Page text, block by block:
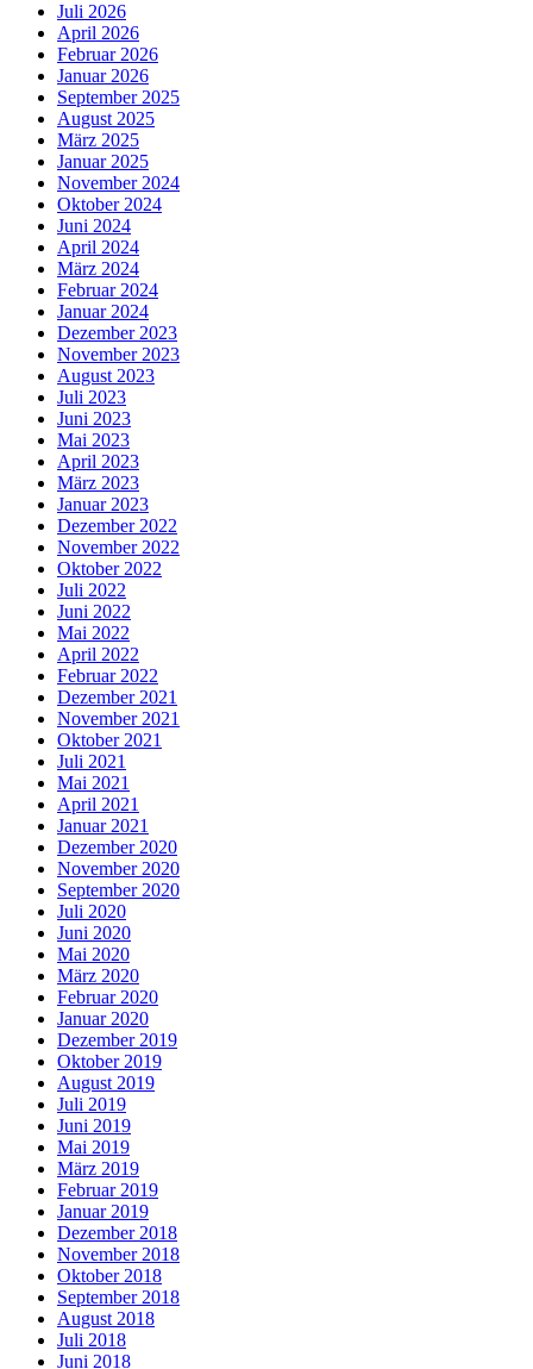
Juli 2026
April 2026
Februar 2026
Januar 2026
September 2025
August 2025
März 2025
Januar 2025
November 2024
Oktober 2024
Juni 2024
April 2024
März 2024
Februar 2024
Januar 2024
Dezember 2023
November 2023
August 2023
Juli 2023
Juni 2023
Mai 2023
April 2023
März 2023
Januar 2023
Dezember 2022
November 2022
Oktober 2022
Juli 2022
Juni 2022
Mai 2022
April 2022
Februar 2022
Dezember 2021
November 2021
Oktober 2021
Juli 2021
Mai 2021
April 2021
Januar 2021
Dezember 2020
November 2020
September 2020
Juli 2020
Juni 2020
Mai 2020
März 2020
Februar 2020
Januar 2020
Dezember 2019
Oktober 2019
August 2019
Juli 2019
Juni 2019
Mai 2019
März 2019
Februar 2019
Januar 2019
Dezember 2018
November 2018
Oktober 2018
September 2018
August 2018
Juli 2018
Juni 2018